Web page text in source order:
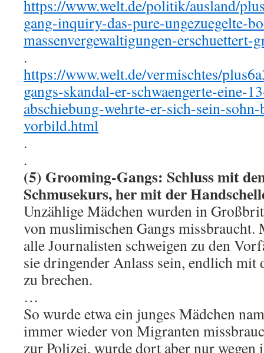
https://www.welt.de/politik/ausland/
gang-inquiry-das-pure-ungezuegelte-
massenvergewaltigungen-erschuettert-
.
https://www.welt.de/vermischtes/
gangs-skandal-er-schwaengerte-eine-
abschiebung-wehrte-er-sich-sein-
vorbild.html
.
.
(5) Grooming-Gangs: Schluss mit
Schmusekurs, her mit der
Unzählige Mädchen wurden in
von muslimischen Gangs missbraucht.
alle Journalisten schweigen zu den
sie dringender Anlass sein, endlich mit
zu brechen.
…
So wurde etwa ein junges Mädchen
immer wieder von Migranten
zur Polizei, wurde dort aber nur